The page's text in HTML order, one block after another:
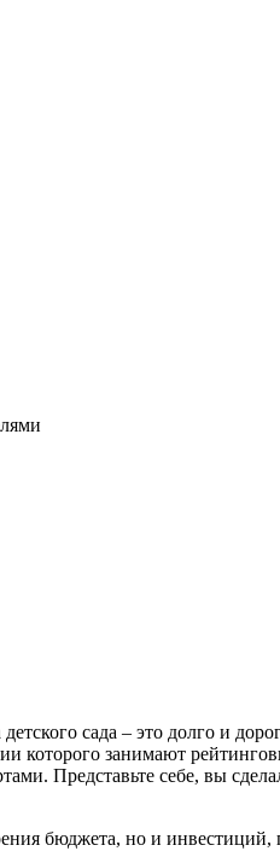
сада – это долго и
занимают
Представьте себе, вы
бюджета, но и